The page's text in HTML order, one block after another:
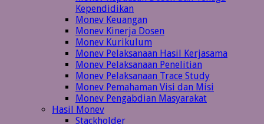
Kependidikan
Monev Keuangan
Monev Kinerja Dosen
Monev Kurikulum
Monev Pelaksanaan Hasil Kerjasama
Monev Pelaksanaan Penelitian
Monev Pelaksanaan Trace Study
Monev Pemahaman Visi dan Misi
Monev Pengabdian Masyarakat
Hasil Monev
Stackholder